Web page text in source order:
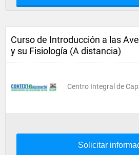
Curso de Introducción a las
y su Fisiología (A distancia)
Centro Integral de
Solicitar